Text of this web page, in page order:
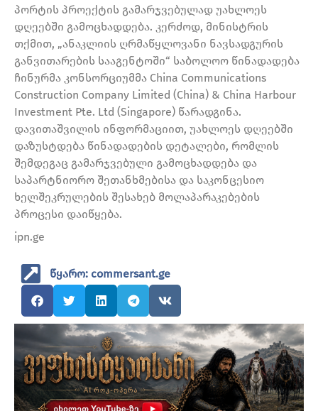
პორტის პროექტის გამარჯვებულად უახლოეს
დღეებში გამოცხადდება. კერძოდ, მინისტრის
თქმით, „ანაკლიის ღრმაწყლოვანი ნავსადგურის
განვითარების სააგენტოში“ საბოლოო წინადადება
ჩინურმა კონსორციუმმა China Communications
Construction Company Limited (China) & China Harbour
Investment Pte. Ltd (Singapore) წარადგინა.
დავითაშვილის ინფორმაციით, უახლოეს დღეებში
დაზუსტდება წინადადების დეტალები, რომლის
შემდეგაც გამარჯვებული გამოცხადდება და
საპარტნიორო შეთანხმებისა და საკონცესიო
ხელშეკრულების შესახებ მოლაპარაკებების
პროცესი დაიწყება.
ipn.ge
წყარო: commersant.ge